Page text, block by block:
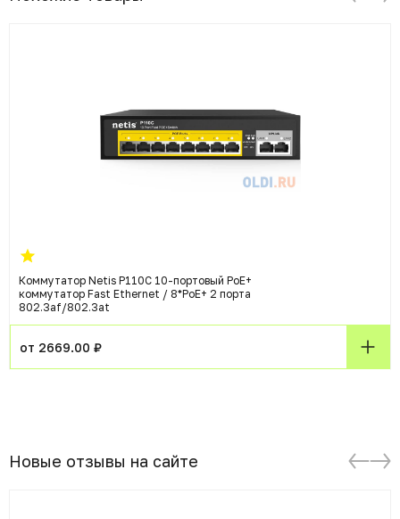
Коммутатор Netis P110C 10-портовый PoE+
коммутатор Fast Ethernet / 8*PoE+ 2 порта
802.3af/802.3at
от 2669.00 ₽
Новые отзывы на сайте